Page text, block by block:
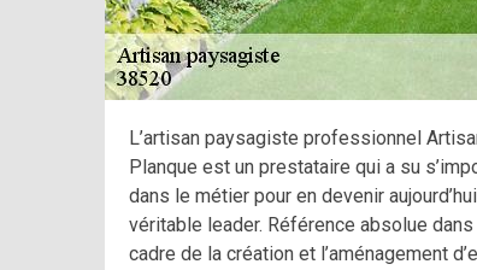
L’artisan paysagiste professionnel
Planque est un prestataire qui a su
dans le métier pour en devenir
véritable leader. Référence absolue dans
cadre de la création et l’aménagement